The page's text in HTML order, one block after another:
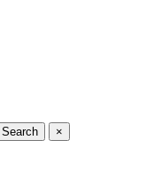
Search ×